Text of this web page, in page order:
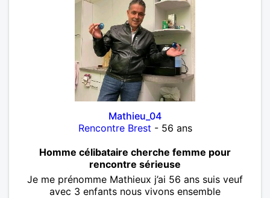
Mathieu_04
Rencontre Brest - 56 ans
Homme célibataire cherche femme pour
rencontre sérieuse
Je me prénomme Mathieux j’ai 56 ans suis veuf
avec 3 enfants nous vivons ensemble